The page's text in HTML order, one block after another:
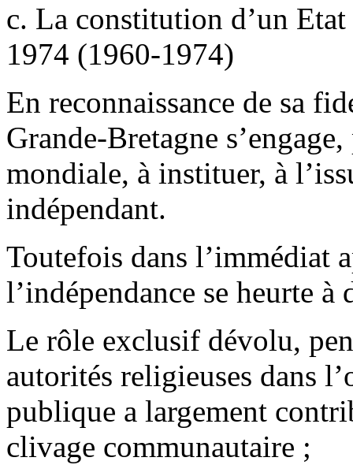
c. La constitution d’un
1974 (1960-1974)
En reconnaissance de sa
Grande-Bretagne
mondiale, à instituer, à
indépendant.
Toutefois dans l’immédiat
l’indépendance se heurte
Le rôle exclusif dévolu,
autorités religieuses dans
publique a largement
clivage communautaire ;